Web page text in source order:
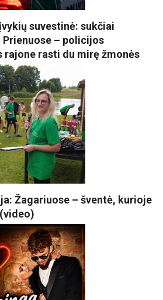
suvestinė: sukčiai
– policijos
rajone rasti du mirę žmonės
Žagariuose – šventė, kurioje